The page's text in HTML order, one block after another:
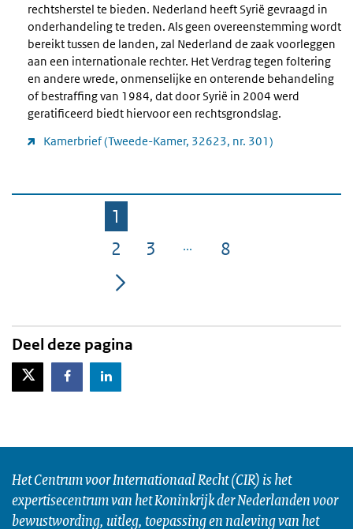
rechtsherstel te bieden. Nederland heeft Syrië gevraagd in
onderhandeling te treden. Als geen overeenstemming wordt
bereikt tussen de landen, zal Nederland de zaak voorleggen
aan een internationale rechter. Het Verdrag tegen foltering
en andere wrede, onmenselijke en onterende behandeling
of bestraffing van 1984, dat door Syrië in 2004 werd
geratificeerd biedt hiervoor een rechtsgrondslag.
Kamerbrief (Tweede-Kamer, 32623, nr. 301)
Pagina
1
Pagina
2 Pagina
3 Pagina
8
Deel deze pagina
X-TwitterFacebookLinkedIn
Het Centrum voor Internationaal Recht (CIR) is het
expertisecentrum van het Koninkrijk der Nederlanden voor
bewustwording, uitleg, toepassing en naleving van het